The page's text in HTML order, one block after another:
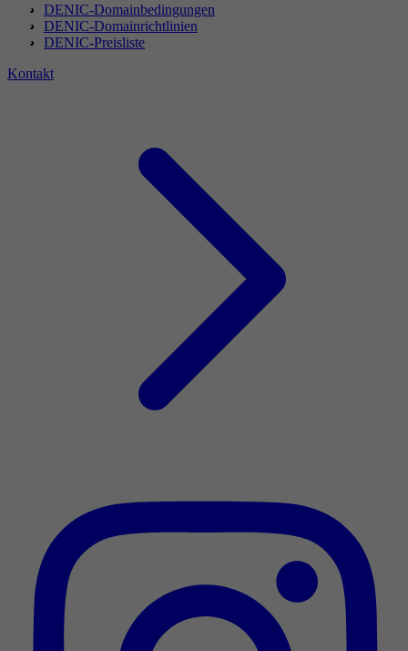
DENIC-Domainbedingungen
DENIC-Domainrichtlinien
DENIC-Preisliste
Kontakt